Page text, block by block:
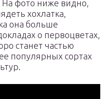
На фото ниже видно,
хохлатка,
она больше
о первоцветах,
станет частью
популярных сортах